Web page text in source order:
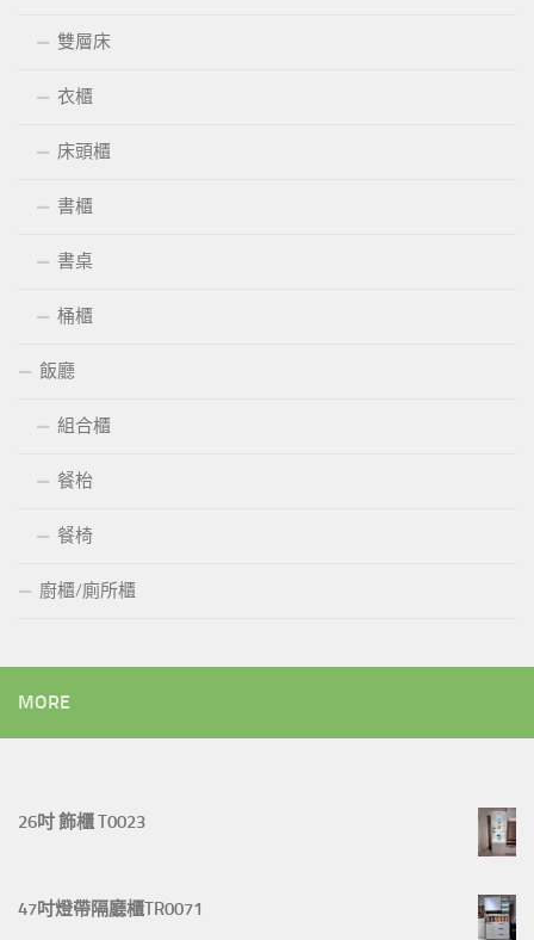
雙層床
衣櫃
床頭櫃
書櫃
書桌
桶櫃
飯廳
組合櫃
餐枱
餐椅
廚櫃/廁所櫃
MORE
26吋 飾櫃 T0023
47吋燈帶隔廳櫃TR0071